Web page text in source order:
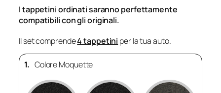
I tappetini ordinati saranno perfettamente
compatibili con gli originali.
Il set comprende4 tappetini per la tua auto.
1. Colore Moquette